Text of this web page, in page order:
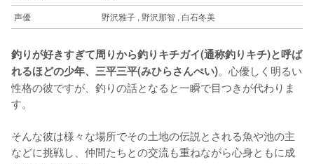
声優
野沢雅子 , 野沢那智 , 白石冬美
釣りが好きすぎて周りから釣りキチガイ(通称釣りキチ)と呼ば
れるほどの少年、三平三平(みひらさんぺい)。心優しく明るい
性格の彼ですが、釣りの話となると一瞬で目つきが代わりま
す。
そんな彼は様々な場所でその土地の伝説とされる魚や池の主
などに挑戦し、仲間たちとの交流も重ねながら心身ともに成